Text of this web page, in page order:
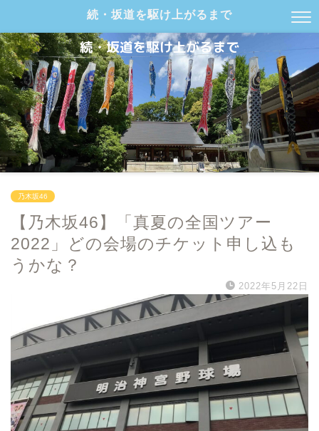
続・坂道を駆け上がるまで
乃木坂46
【乃木坂46】「真夏の全国ツアー
2022」どの会場のチケット申し込も
うかな？
2022年5月22日